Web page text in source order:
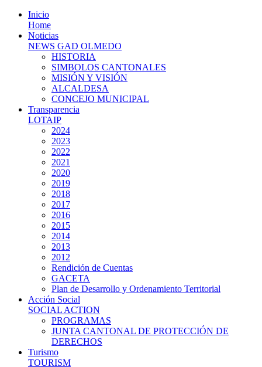
Inicio
Home
Noticias
NEWS GAD OLMEDO
HISTORIA
SIMBOLOS CANTONALES
MISIÓN Y VISIÓN
ALCALDESA
CONCEJO MUNICIPAL
Transparencia
LOTAIP
2024
2023
2022
2021
2020
2019
2018
2017
2016
2015
2014
2013
2012
Rendición de Cuentas
GACETA
Plan de Desarrollo y Ordenamiento Territorial
Acción Social
SOCIAL ACTION
PROGRAMAS
JUNTA CANTONAL DE PROTECCIÓN DE
DERECHOS
Turismo
TOURISM